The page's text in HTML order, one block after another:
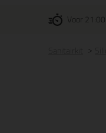
Voor